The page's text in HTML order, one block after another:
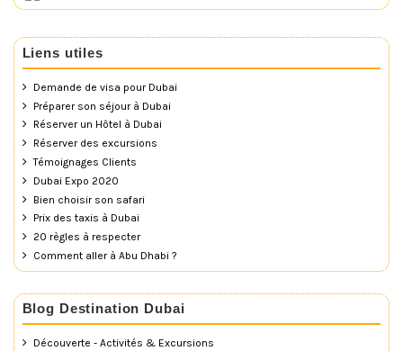
Liens utiles
Demande de visa pour Dubai
Préparer son séjour à Dubai
Réserver un Hôtel à Dubai
Réserver des excursions
Témoignages Clients
Dubai Expo 2020
Bien choisir son safari
Prix des taxis à Dubai
20 règles à respecter
Comment aller à Abu Dhabi ?
Blog Destination Dubai
Découverte - Activités & Excursions